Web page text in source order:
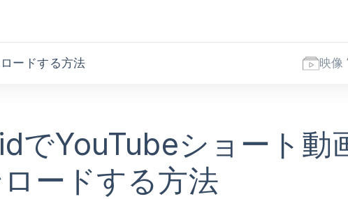
ードする方法 映像
でYouTubeショート動
ードする方法